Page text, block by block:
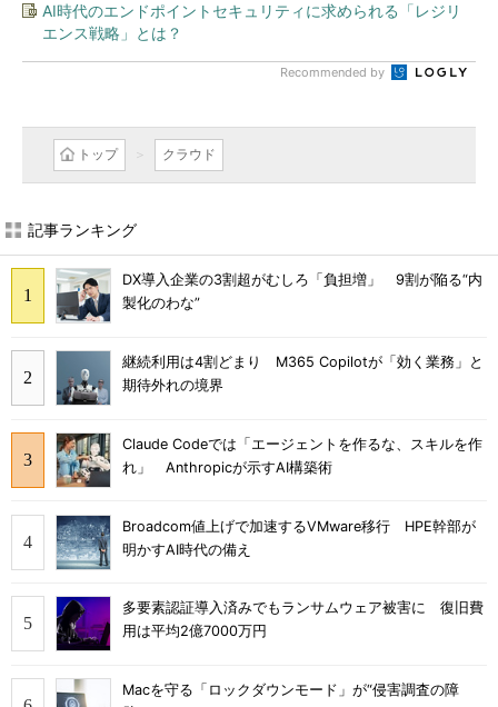
AI時代のエンドポイントセキュリティに求められる「レジリ
エンス戦略」とは？
Recommended by
トップ クラウド
記事ランキング
DX導入企業の3割超がむしろ「負担増」 9割が陥る“内
製化のわな”
継続利用は4割どまり M365 Copilotが「効く業務」と
期待外れの境界
Claude Codeでは「エージェントを作るな、スキルを作
れ」 Anthropicが示すAI構築術
Broadcom値上げで加速するVMware移行 HPE幹部が
明かすAI時代の備え
多要素認証導入済みでもランサムウェア被害に 復旧費
用は平均2億7000万円
Macを守る「ロックダウンモード」が“侵害調査の障